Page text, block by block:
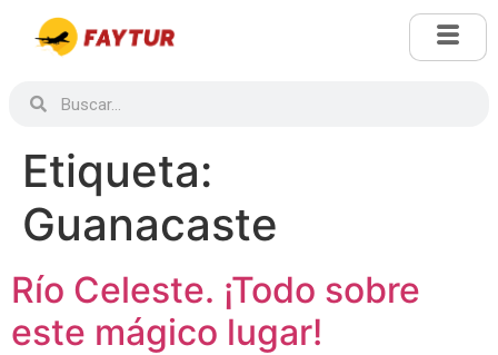
Etiqueta:
Guanacaste
Río Celeste. ¡Todo sobre
este mágico lugar!